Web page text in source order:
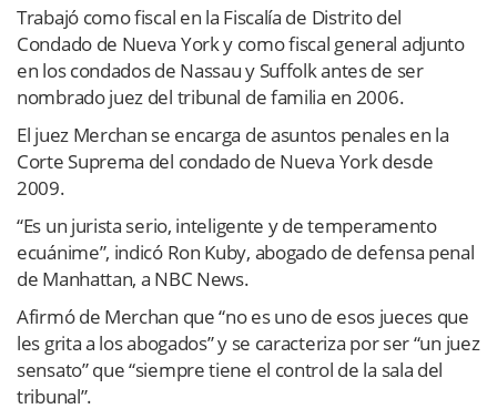
Trabajó como fiscal en la Fiscalía de Distrito del
Condado de Nueva York y como fiscal general adjunto
en los condados de Nassau y Suffolk antes de ser
nombrado juez del tribunal de familia en 2006.
El juez Merchan se encarga de asuntos penales en la
Corte Suprema del condado de Nueva York desde
2009.
“Es un jurista serio, inteligente y de temperamento
ecuánime”, indicó Ron Kuby, abogado de defensa penal
de Manhattan, a NBC News.
Afirmó de Merchan que “no es uno de esos jueces que
les grita a los abogados” y se caracteriza por ser “un juez
sensato” que “siempre tiene el control de la sala del
tribunal”.